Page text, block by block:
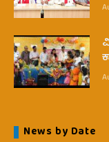
News by Date